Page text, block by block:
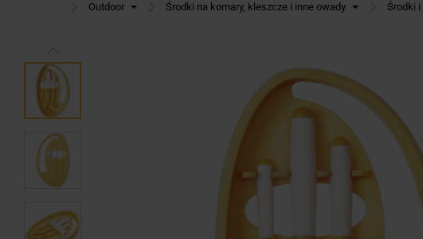
Outdoor Środki na komary, kleszcze i inne owady Środki